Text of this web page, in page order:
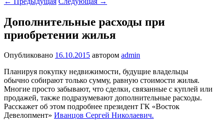
Дополнительные расходы при
приобретении жилья
Опубликовано 16.10.2015 автором admin
Планируя покупку недвижимости, будущие владельцы
обычно собирают только сумму, равную стоимости жилья.
Многие просто забывают, что сделки, связанные с куплей или
продажей, также подразумевают дополнительные расходы.
Расскажет об этом подробнее президент ГК «Восток
Девелопмент» Иванцов Сергей Николаевич.